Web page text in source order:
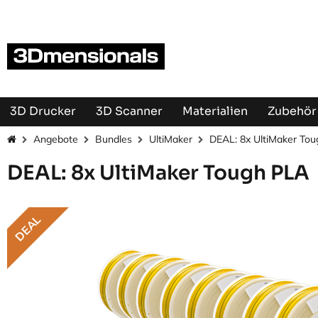
3D Drucker 3D Scanner Materialien
Angebote Bundles UltiMaker DEAL: 8x UltiMaker
DEAL: 8x UltiMaker Tough PLA
DEAL